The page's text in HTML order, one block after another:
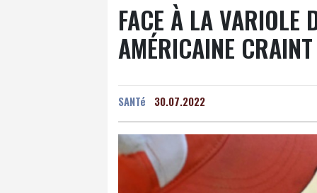
FACE À LA VARIOLE
AMÉRICAINE
SANTé 30.07.2022